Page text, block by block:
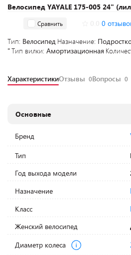
Велосипед YAYALE 175-005 24"
Сравнить 0
Тип: Велосипед Назначение:
"Тип вилки: Амортизационная
ХарактеристикиОтзывы 0Вопросы 0
Основные
Бренд
Тип
Год выхода модели
Назначение
Класс
Женский велосипед
Диаметр колеса